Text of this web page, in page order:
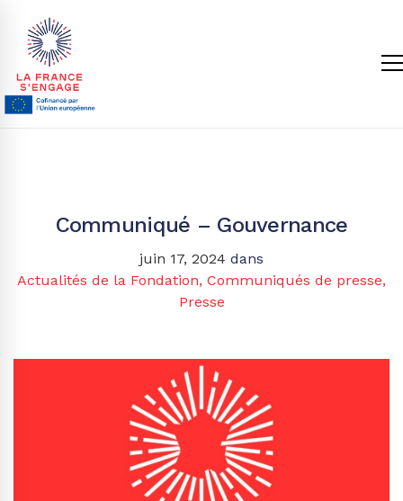
Communiqué – Gouvernance
juin 17, 2024 dans
Actualités de la Fondation, Communiqués de presse,
Presse